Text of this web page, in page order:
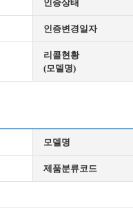
인증상태
인증변경일자
리콜현황
(모델명)
모델명
제품분류코드